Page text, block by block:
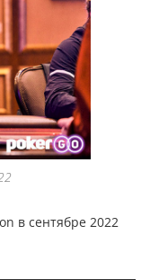
в сентябре 2022